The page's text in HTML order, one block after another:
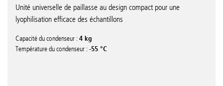
Unité universelle de paillasse au design compact pour une
lyophilisation efficace des échantillons
Capacité du condenseur :4 kg
Température du condenseur :-55 °C